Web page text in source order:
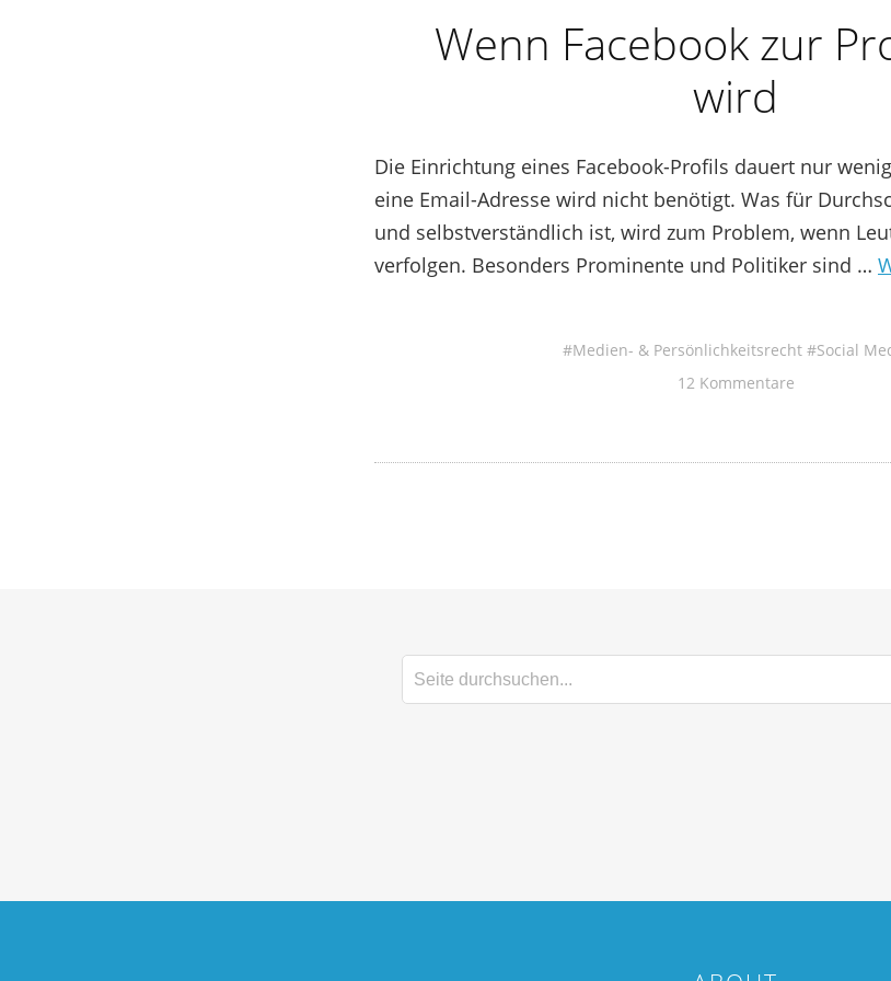
Wenn Facebook zur
wird
Die Einrichtung eines Facebook-Profils dauert nur
eine Email-Adresse wird nicht benötigt. Was für
und selbstverständlich ist, wird zum Problem, wenn
verfolgen. Besonders Prominente und Politiker sind …
Medien- & Persönlichkeitsrecht
Social
12 Kommentare